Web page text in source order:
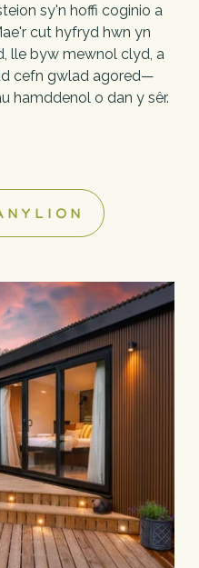
sy'n hoffi coginio a
cut hyfryd hwn yn
lle byw mewnol clyd, a
cefn gwlad agored—
hamddenol o dan y sêr.